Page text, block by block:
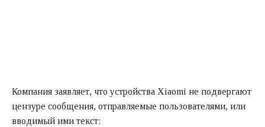
Компания заявляет, что устройства Xiaomi не подвергают
цензуре сообщения, отправляемые пользователями, или
вводимый ими текст: